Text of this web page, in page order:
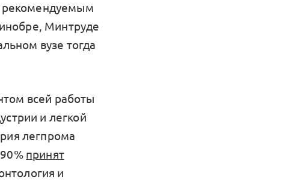
рекомендуемым
Минтруде
вузе тогда
всей работы
и легкой
легпрома
принят
и